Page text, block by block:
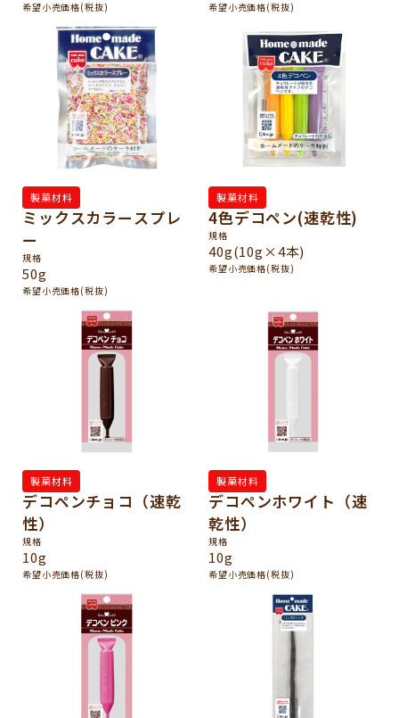
希望小売価格(税抜) 希望小売価格(税抜)
ミックスカラースプレ
ー
製菓材料
規格
50g
希望小売価格(税抜)
4色デコペン(速乾性)
製菓材料
規格
40g(10g×4本)
希望小売価格(税抜)
デコペンチョコ（速乾
性）
製菓材料
規格
10g
希望小売価格(税抜)
デコペンホワイト（速
乾性）
製菓材料
規格
10g
希望小売価格(税抜)